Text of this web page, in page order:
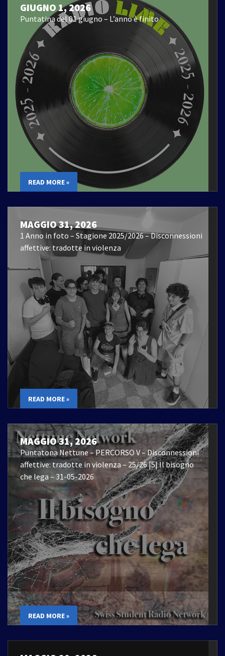
GIUGNO 1, 2026
Puntatina del 01 giugno – L’anno è finito
READ MORE »
MAGGIO 31, 2026
1 Anno in foto – Stagione 2025/2026 – Disconnessioni
affettive: tradotte in violenza
READ MORE »
MAGGIO 31, 2026
Puntatona Nettune – PERCORSO V – Disconnessioni
affettive: tradotte in violenza – 25/26 |5| Il bisogno
che lega – 31-05-2026
READ MORE »